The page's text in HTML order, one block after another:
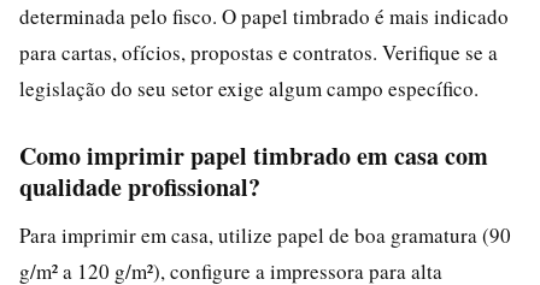
determinada pelo fisco. O papel timbrado é mais indicado
para cartas, ofícios, propostas e contratos. Verifique se a
legislação do seu setor exige algum campo específico.
Como imprimir papel timbrado em casa com
qualidade profissional?
Para imprimir em casa, utilize papel de boa gramatura (90
g/m² a 120 g/m²), configure a impressora para alta